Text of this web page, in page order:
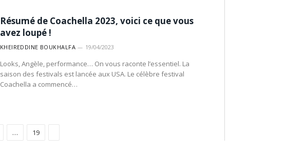
Résumé de Coachella 2023, voici ce que vous
avez loupé !
KHEIREDDINE BOUKHALFA 19/04/2023
Looks, Angèle, performance… On vous raconte l’essentiel. La
saison des festivals est lancée aux USA. Le célèbre festival
Coachella a commencé…
… 19